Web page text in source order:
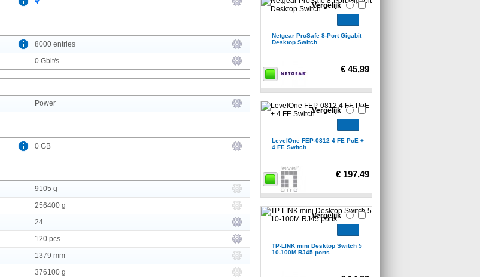
8000 entries
0 Gbit/s
Power
0 GB
9105 g
256400 g
24
120 pcs
1379 mm
376100 g
Netgear ProSafe 8-Port Gigabit
Desktop Switch
€ 45,99
Vergelijk
LevelOne FEP-0812 4 FE PoE +
4 FE Switch
€ 197,49
Vergelijk
TP-LINK mini Desktop Switch 5
10-100M RJ45 ports
Vergelijk